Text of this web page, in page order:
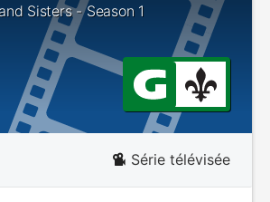
Sisters - Season 1
Série télévisée